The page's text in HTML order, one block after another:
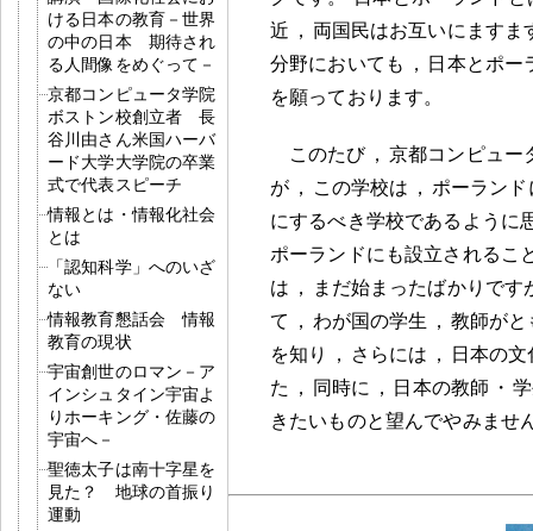
ける日本の教育－世界
の中の日本 期待され
る人間像をめぐって－
京都コンピュータ学院
ボストン校創立者 長
谷川由さん米国ハーバ
ード大学大学院の卒業
式で代表スピーチ
情報とは・情報化社会
とは
「認知科学」へのいざ
ない
情報教育懇話会 情報
教育の現状
宇宙創世のロマン－ア
インシュタイン宇宙よ
りホーキング・佐藤の
宇宙へ－
聖徳太子は南十字星を
見た？ 地球の首振り
運動
近 ， 両国民はお互いにます
分野においても ， 日本とポー
を願っております。
このたび ， 京都コンピュー
が ， この学校は ， ポーラン
にするべき学校であるように
ポーランドにも設立されるこ
は ， まだ始まったばかりです
て ， わが国の学生 ， 教師がと
を知り
， さらには ， 日本の
た ， 同時に ， 日本の教師 ・
きたいものと望んでやみませ